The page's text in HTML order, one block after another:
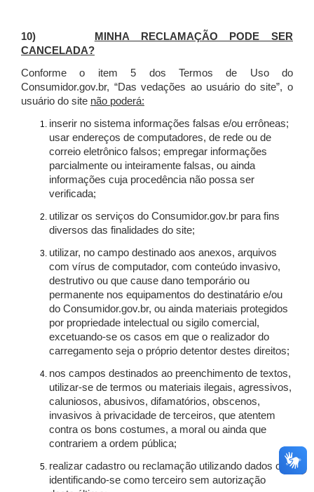
10)
MINHA RECLAMAÇÃO PODE SER
CANCELADA?
Conforme o item 5 dos Termos de Uso do
Consumidor.gov.br, “Das vedações ao usuário do site”, o
usuário do site não poderá:
inserir no sistema informações falsas e/ou errôneas;
usar endereços de computadores, de rede ou de
correio eletrônico falsos; empregar informações
parcialmente ou inteiramente falsas, ou ainda
informações cuja procedência não possa ser
verificada;
utilizar os serviços do Consumidor.gov.br para fins
diversos das finalidades do site;
utilizar, no campo destinado aos anexos, arquivos
com vírus de computador, com conteúdo invasivo,
destrutivo ou que cause dano temporário ou
permanente nos equipamentos do destinatário e/ou
do Consumidor.gov.br, ou ainda materiais protegidos
por propriedade intelectual ou sigilo comercial,
excetuando-se os casos em que o realizador do
carregamento seja o próprio detentor destes direitos;
nos campos destinados ao preenchimento de textos,
utilizar-se de termos ou materiais ilegais, agressivos,
caluniosos, abusivos, difamatórios, obscenos,
invasivos à privacidade de terceiros, que atentem
contra os bons costumes, a moral ou ainda que
contrariem a ordem pública;
realizar cadastro ou reclamação utilizando dados ou
identificando-se como terceiro sem autorização